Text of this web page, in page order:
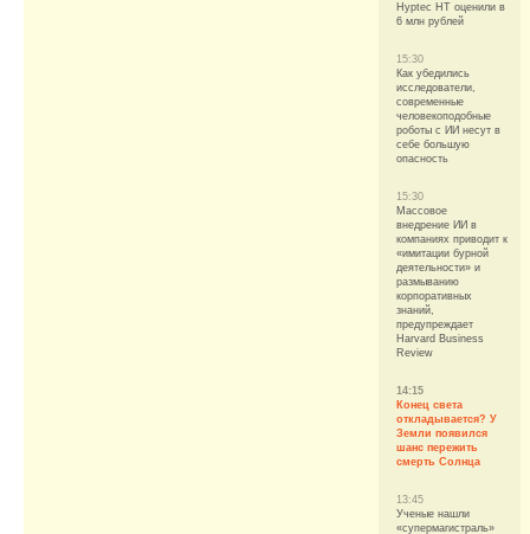
Hyptec HT оценили в
6 млн рублей
15:30
Как убедились
исследователи,
современные
человекоподобные
роботы с ИИ несут в
себе большую
опасность
15:30
Массовое
внедрение ИИ в
компаниях приводит к
«имитации бурной
деятельности» и
размыванию
корпоративных
знаний,
предупреждает
Harvard Business
Review
14:15
Конец света
откладывается? У
Земли появился
шанс пережить
смерть Солнца
13:45
Ученые нашли
«супермагистраль»